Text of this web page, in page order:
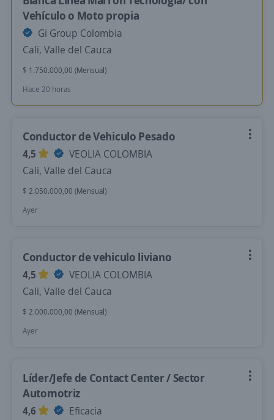
Vehículo o Moto propia
Gi Group Colombia
Cali, Valle del Cauca
$ 1.750.000,00 (Mensual)
Hace 20 horas
Conductor de Vehiculo Pesado
4,5
VEOLIA COLOMBIA
Cali, Valle del Cauca
$ 2.050.000,00 (Mensual)
Ayer
Conductor de vehiculo liviano
4,5
VEOLIA COLOMBIA
Cali, Valle del Cauca
$ 2.000.000,00 (Mensual)
Ayer
Líder/Jefe de Contact Center / Sector
Automotriz
4,6
Eficacia